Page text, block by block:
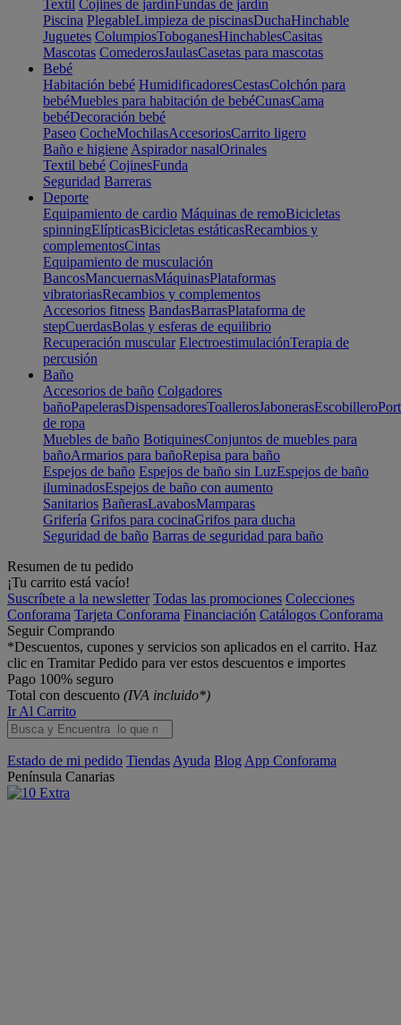
Textil Cojines de jardín Fundas de jardín
Piscina PlegableLimpieza de piscinasDuchaHinchable
Juguetes ColumpiosToboganesHinchablesCasitas
Mascotas ComederosJaulasCasetas para mascotas
Bebé
Habitación bebé HumidificadoresCestasColchón para
bebéMuebles para habitación de bebéCunasCama
bebéDecoración bebé
Paseo CocheMochilasAccesoriosCarrito ligero
Baño e higiene Aspirador nasalOrinales
Textil bebé CojinesFunda
Seguridad Barreras
Deporte
Equipamiento de cardio Máquinas de remoBicicletas
spinningElípticasBicicletas estáticasRecambios y
complementosCintas
Equipamiento de musculación
BancosMancuernasMáquinasPlataformas
vibratoriasRecambios y complementos
Accesorios fitness BandasBarrasPlataforma de
stepCuerdasBolas y esferas de equilibrio
Recuperación muscular ElectroestimulaciónTerapia de
percusión
Baño
Accesorios de baño Colgadores
bañoPapelerasDispensadoresToallerosJabonerasEscobillero
de ropa
Muebles de baño BotiquinesConjuntos de muebles para
bañoArmarios para bañoRepisa para baño
Espejos de baño Espejos de baño sin LuzEspejos de baño
iluminadosEspejos de baño con aumento
Sanitarios BañerasLavabosMamparas
Grifería Grifos para cocinaGrifos para ducha
Seguridad de baño Barras de seguridad para baño
Resumen de tu pedido
¡Tu carrito está vacío!
Suscríbete a la newsletter Todas las promociones Colecciones
Conforama Tarjeta Conforama Financiación Catálogos Conforama
Seguir Comprando
*Descuentos, cupones y servicios son aplicados en el carrito. Haz
clic en Tramitar Pedido para ver estos descuentos e importes
Pago 100% seguro
Total con descuento (IVA incluido*)
Ir Al Carrito
Estado de mi pedido Tiendas Ayuda Blog App Conforama
Península Canarias